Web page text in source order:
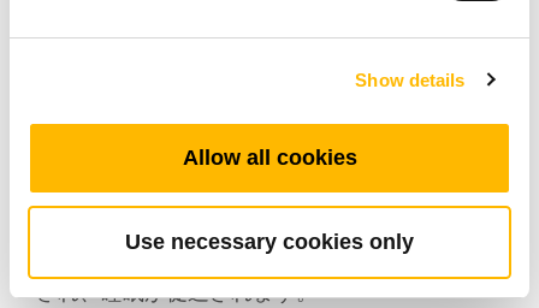
Show details
Allow all cookies
Use necessary cookies only
向上します。
背もたれを調整すると、呼吸器系の問題が緩和
され、睡眠が促進されます。